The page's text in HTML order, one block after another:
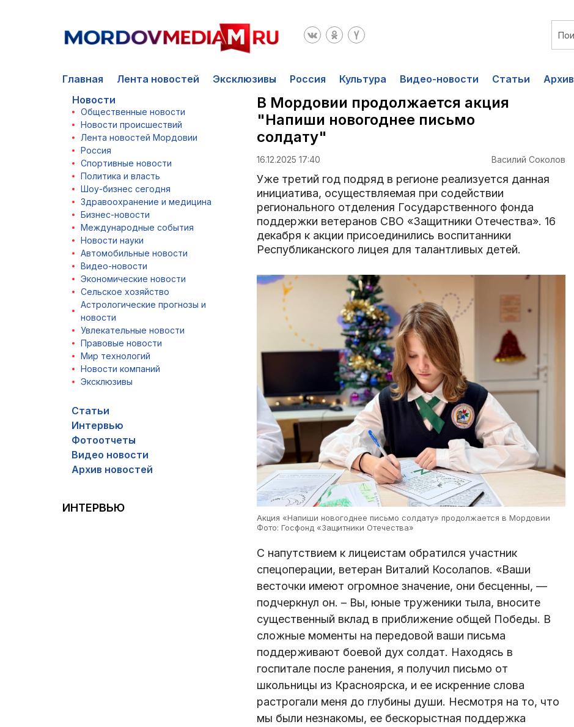
Главная Лента новостей Эксклюзивы Россия Культура Видео-новости Статьи Архив
Новости
Общественные новости
Новости происшествий
Лента новостей Мордовии
Россия
Спортивные новости
Политика и власть
Шоу-бизнес сегодня
Здравоохранение и медицина
Бизнес-новости
Международные события
Новости науки
Автомобильные новости
Видео-новости
Экономические новости
Сельское хозяйство
Астрологические прогнозы и
новости
Увлекательные новости
Правовые новости
Мир технологий
Новости компаний
Эксклюзивы
Статьи
Интервью
Фотоотчеты
Видео новости
Архив новостей
ИНТЕРВЬЮ
В Мордовии продолжается акция
"Напиши новогоднее письмо
солдату"
16.12.2025 17:40 Василий Соколов
Уже третий год подряд в регионе реализуется данная
инициатива, осуществляемая при содействии
регионального отделения Государственного фонда
поддержки ветеранов СВО «Защитники Отечества». 16
декабря к акции присоединились воспитанники
Республиканского лицея для талантливых детей.
Акция «Напиши новогоднее письмо солдату» продолжается в Мордовии
Фото: Госфонд «Защитники Отечества»
С напутствием к лицеистам обратился участник
спецоперации, ветеран Виталий Косолапов. «Ваши
весточки имеют огромное значение, они бесценны, —
подчеркнул он. – Вы, юные труженики тыла, вносите
существенный вклад в приближение общей Победы. В
сложные моменты на передовой ваши письма
поддерживают боевой дух солдат. Находясь в
госпитале после ранения, я получил письмо от
школьницы из Красноярска, и ее искренние слова
растрогали меня до глубины души. Несмотря на то, что
мы были незнакомы, ее бескорыстная поддержка